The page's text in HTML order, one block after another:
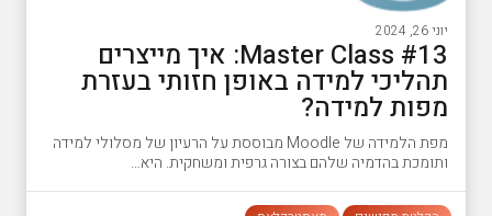
יוני 26, 2024
#13 Master Class: איך מייצרים
תהליכי למידה באופן חזותי בעזרת
מפות למידה?
מפת הלמידה של Moodle מבוססת על הרעיון של מסלולי למידה
ותומכת בהדמיה שלהם בצורה גרפית ומשחקית. היא…